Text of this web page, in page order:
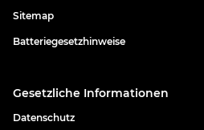
Sitemap
Batteriegesetzhinweise
Gesetzliche Informationen
Datenschutz